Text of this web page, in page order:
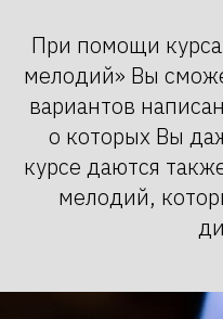
При помощи
мелодий» Вы
вариантов
о которых Вы
курсе даются
мелодий,